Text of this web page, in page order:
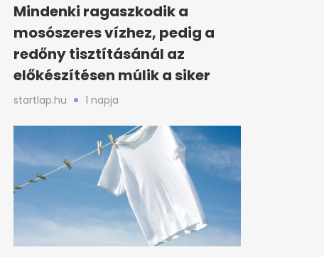
Mindenki ragaszkodik a
mosószeres vízhez, pedig a
redőny tisztításánál az
előkészítésen múlik a siker
startlap.hu 1 napja